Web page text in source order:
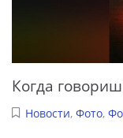
Когда
Новости, Фото,